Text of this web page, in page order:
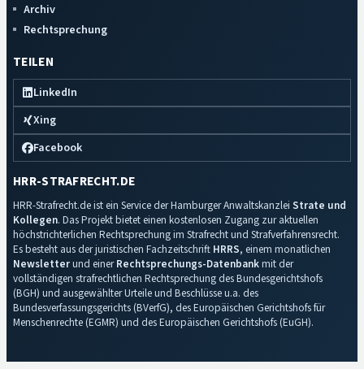
Archiv
Rechtsprechung
TEILEN
LinkedIn
Xing
Facebook
HRR-STRAFRECHT.DE
HRR-Strafrecht.de ist ein Service der Hamburger Anwaltskanzlei Strate und
Kollegen. Das Projekt bietet einen kostenlosen Zugang zur aktuellen
höchstrichterlichen Rechtsprechung im Strafrecht und Strafverfahrensrecht.
Es besteht aus der juristischen Fachzeitschrift HRRS, einem monatlichen
Newsletterund einerRechtsprechungs-Datenbankmit der
vollständigen strafrechtlichen Rechtsprechung des Bundesgerichtshofs
(BGH) und ausgewählter Urteile und Beschlüsse u.a. des
Bundesverfassungsgerichts (BVerfG), des Europäischen Gerichtshofs für
Menschenrechte (EGMR) und des Europäischen Gerichtshofs (EuGH).